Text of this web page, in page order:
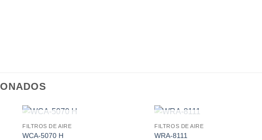
AGOTADO
FILTROS DE AIRE
WCA-5070 H
AGOTADO
FILTROS DE AIRE
WRA-8111